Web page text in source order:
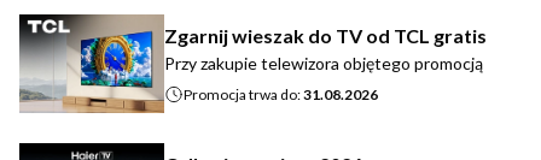
Zgarnij wieszak do TV od TCL gratis
Przy zakupie telewizora objętego promocją
Promocja trwa do:31.08.2026